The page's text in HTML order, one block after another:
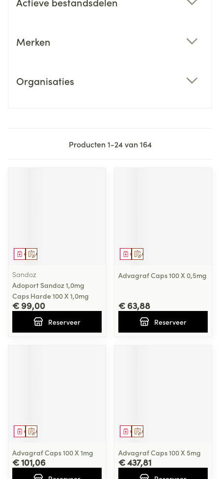
Merken
Organisaties
Producten1-24van164
Op voorschrift
Geneesmiddel
Sandoz
Adoport Sandoz 1,0mg
Caps Harde 100 X 1,0mg
€ 99,00
Reserveer
Op voorschrift
Geneesmiddel
Advagraf Caps 100 X 0,5mg
€ 63,88
Reserveer
Op voorschrift
Geneesmiddel
Advagraf Caps 100 X 1mg
€ 101,06
Op voorschrift
Geneesmiddel
Advagraf Caps 100 X 5mg
€ 437,81